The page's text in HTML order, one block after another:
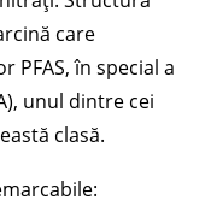
care
PFAS, în special a
unul dintre cei
clasă.